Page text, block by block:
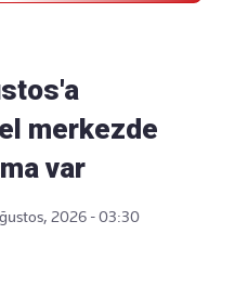
merkezde
var
2026 - 03:30